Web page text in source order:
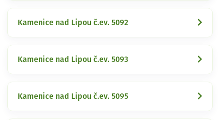
Kamenice nad Lipou č.ev. 5092
Kamenice nad Lipou č.ev. 5093
Kamenice nad Lipou č.ev. 5095